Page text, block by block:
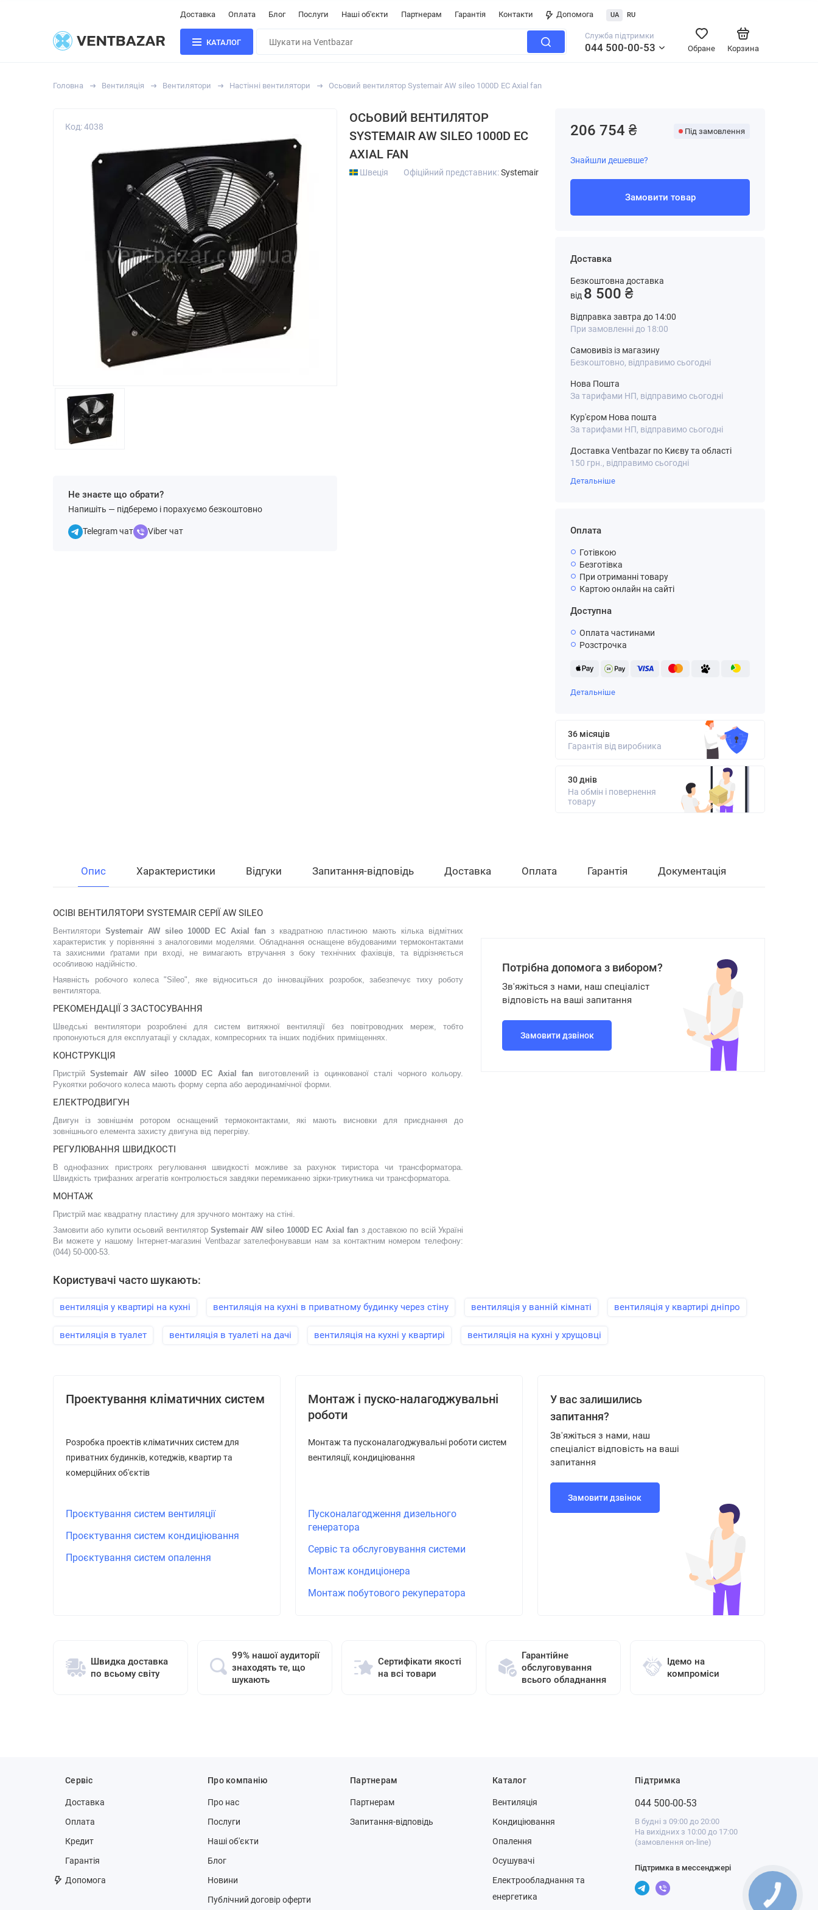
Доставка Оплата Блог Послуги Наші об'єкти Партнерам Гарантія Контакти Допомога UA RU
КАТАЛОГ
Служба підтримки
044 500-00-53 Корзина
Обране
Головна Вентиляція Вентилятори Настінні вентилятори Осьовий вентилятор Systemair AW sileo 1000D EC Axial fan
Код: 4038
Не знаєте що обрати?
Напишіть — підберемо і порахуємо безкоштовно
Telegram чат Viber чат
ОСЬОВИЙ ВЕНТИЛЯТОР
SYSTEMAIR AW SILEO 1000D EC
AXIAL FAN
Швеція Офіційний представник:Systemair
206 754 ₴ Під замовлення
Знайшли дешевше?
Замовити товар
Доставка
Безкоштовна доставка
від 8 500 ₴
Відправка завтра до 14:00
При замовленні до 18:00
Самовивіз із магазину
Безкоштовно, відправимо сьогодні
Нова Пошта
За тарифами НП, відправимо сьогодні
Кур'єром Нова пошта
За тарифами НП, відправимо сьогодні
Доставка Ventbazar по Києву та області
150 грн., відправимо сьогодні
Детальніше
Оплата
Готівкою
Безготівка
При отриманні товару
Картою онлайн на сайті
Доступна
Оплата частинами
Розстрочка
Детальніше
36 місяців
Гарантія від виробника
30 днів
На обмін і повернення
товару
Опис Характеристики Відгуки Запитання-відповідь Доставка Оплата Гарантія Документація
ОСІВІ ВЕНТИЛЯТОРИ SYSTEMAIR СЕРІЇ AW SILEO
Вентилятори Systemair AW sileo 1000D EC Axial fan з квадратною пластиною мають кілька відмітних
характеристик у порівнянні з аналоговими моделями. Обладнання оснащене вбудованими термоконтактами
та захисними ґратами при вході, не вимагають втручання з боку технічних фахівців, та відрізняється
особливою надійністю.
Наявність робочого колеса "Sileo", яке відноситься до інноваційних розробок, забезпечує тиху роботу
вентилятора.
РЕКОМЕНДАЦІЇ З ЗАСТОСУВАННЯ
Шведські вентилятори розроблені для систем витяжної вентиляції без повітроводних мереж, тобто
пропонуються для експлуатації у складах, компресорних та інших подібних приміщеннях.
КОНСТРУКЦІЯ
ПристрійSystemair AW sileo 1000D EC Axial fan
виготовлений із оцинкованої сталі чорного кольору.
Рукоятки робочого колеса мають форму серпа або аеродинамічної форми.
ЕЛЕКТРОДВИГУН
Двигун із зовнішнім ротором оснащений термоконтактами, які мають висновки для приєднання до
зовнішнього елемента захисту двигуна від перегріву.
РЕГУЛЮВАННЯ ШВИДКОСТІ
В однофазних пристроях регулювання швидкості можливе за рахунок тиристора чи трансформатора.
Швидкість трифазних агрегатів контролюється завдяки перемиканню зірки-трикутника чи трансформатора.
МОНТАЖ
Пристрій має квадратну пластину для зручного монтажу на стіні.
Замовити або купити осьовий вентилятор Systemair AW sileo 1000D EC Axial fan з доставкою по всій Україні
Ви можете у нашому Інтернет-магазині Ventbazar зателефонувавши нам за контактним номером телефону:
(044) 50-000-53.
Потрібна допомога з вибором?
Зв'яжіться з нами, наш спеціаліст
відповість на ваші запитання
Замовити дзвінок
Користувачі часто шукають:
вентиляція у квартирі на кухні вентиляція на кухні в приватному будинку через стіну вентиляція у ванній кімнаті вентиляція у квартирі дніпро
вентиляція в туалет вентиляція в туалеті на дачі вентиляція на кухні у квартирі вентиляція на кухні у хрущовці
Проектування кліматичних систем
Розробка проектів кліматичних систем для
приватних будинків, котеджів, квартир та
комерційних об'єктів
Проєктування систем вентиляції
Проєктування систем кондиціювання
Проєктування систем опалення
Монтаж і пуско-налагоджувальні
роботи
Монтаж та пусконалагоджувальні роботи систем
вентиляції, кондиціювання
Пусконалагодження дизельного
генератора
Сервіс та обслуговування системи
Монтаж кондиціонера
Монтаж побутового рекуператора
У вас залишились
запитання?
Зв'яжіться з нами, наш
спеціаліст відповість на ваші
запитання
Замовити дзвінок
Швидка доставка
по всьому світу
99% нашої аудиторії
знаходять те, що
шукають
Сертифікати якості
на всі товари
Гарантійне
обслуговування
всього обладнання
Ідемо на
компроміси
Сервіс
Доставка
Оплата
Кредит
Гарантія
Допомога
Про компанію
Про нас
Послуги
Наші об'єкти
Блог
Новини
Публічний договір оферти
Партнерам
Партнерам
Запитання-відповідь
Каталог
Вентиляція
Кондиціювання
Опалення
Осушувачі
Електрообладнання та
енергетика
Підтримка
044 500-00-53
В будні з 09:00 до 20:00
На вихідних з 10:00 до 17:00
(замовлення on-line)
Підтримка в мессенджері